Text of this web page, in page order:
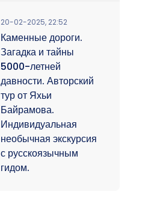
20-02-2025, 22:52
Каменные дороги.
Загадка и тайны
5000-летней
давности. Авторский
тур от Яхьи
Байрамова.
Индивидуальная
необычная экскурсия
с русскоязычным
гидом.